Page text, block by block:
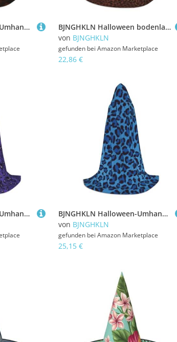
BJNGHKLN Halloween-Umhang mit Kapuze, bodenlang, Fantasie-Piratenschiff-Druck, langer Kapuzenumhang für Teenager
BJNGHKLN Halloween bodenlanger Kapuzenumhang American Football Laces Print langer Kapuzenumhang für Teenager
von BJNGHKLN
gefunden bei Amazon Marketplace
22,86 €
BJNGHKLN Halloween-Umhang mit Kapuze, bodenlang, Haunted Mansion Print, langer Kapuzenumhang für Teenager
BJNGHKLN Halloween-Umhang mit Kapuze, bodenlang, Leopardenhaut, Tierdruck, langer Kapuzenumhang für Teenager
von BJNGHKLN
gefunden bei Amazon Marketplace
25,15 €